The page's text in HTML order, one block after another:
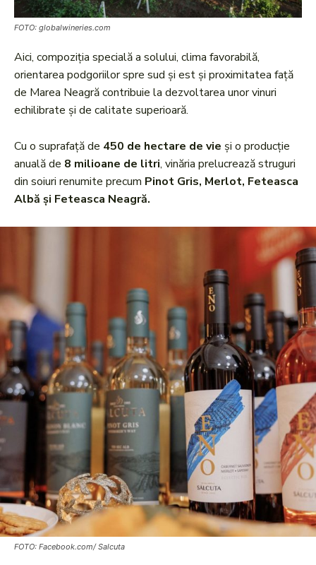
FOTO: globalwineries.com
Aici, compoziția specială a solului, clima favorabilă,
orientarea podgoriilor spre sud și est și proximitatea față
de Marea Neagră contribuie la dezvoltarea unor vinuri
echilibrate și de calitate superioară.
Cu o suprafață de 450 de hectare de vie și o producție
anuală de 8 milioane de litri, vinăria prelucrează struguri
din soiuri renumite precum Pinot Gris, Merlot, Feteasca
Albă și Feteasca Neagră.
FOTO: Facebook.com/ Salcuta